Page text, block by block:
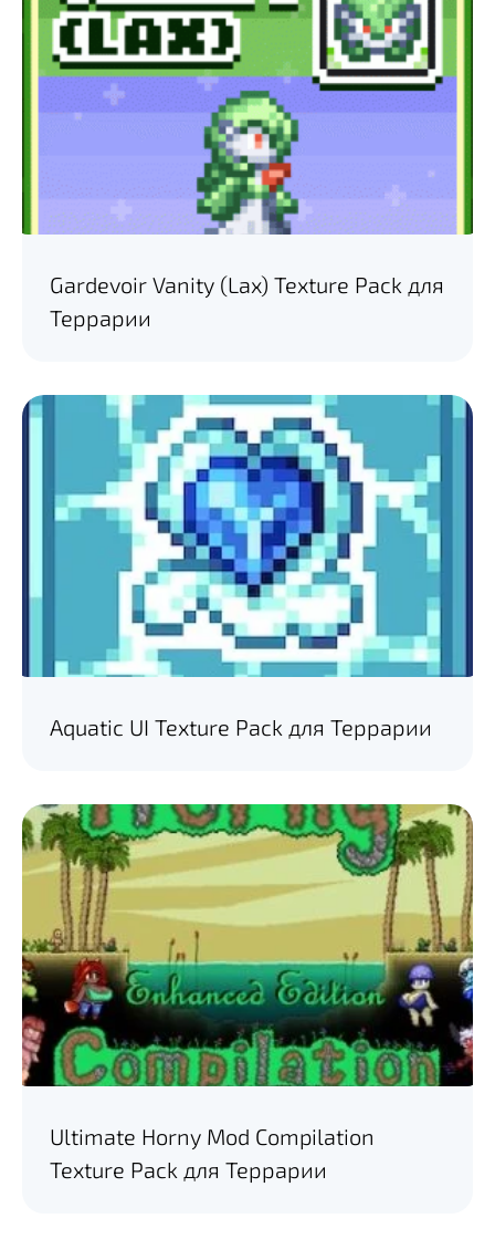
Gardevoir Vanity (Lax) Texture Pack для
Террарии
Aquatic UI Texture Pack для Террарии
Ultimate Horny Mod Compilation
Texture Pack для Террарии